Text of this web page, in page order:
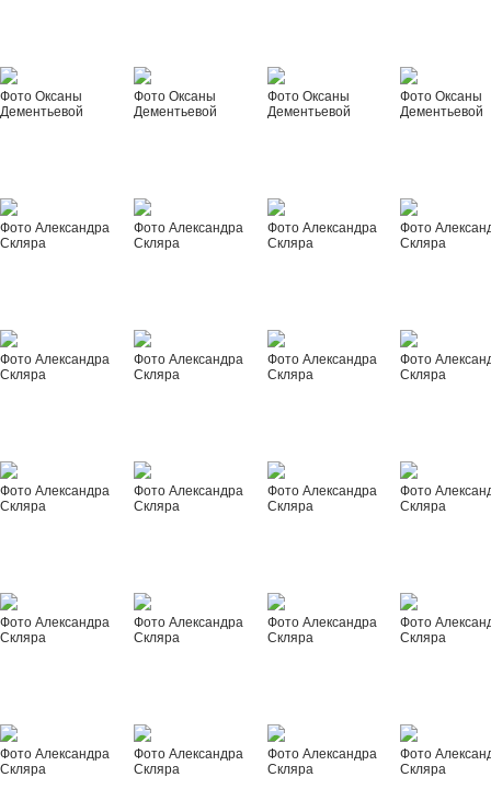
Фото Оксаны
Дементьевой
Фото Оксаны
Дементьевой
Фото Оксаны
Дементьевой
Фото Оксаны
Дементьевой
Фото Александра
Скляра
Фото Александра
Скляра
Фото Александра
Скляра
Фото
Скляра
Фото Александра
Скляра
Фото Александра
Скляра
Фото Александра
Скляра
Фото
Скляра
Фото Александра
Скляра
Фото Александра
Скляра
Фото Александра
Скляра
Фото
Скляра
Фото Александра
Скляра
Фото Александра
Скляра
Фото Александра
Скляра
Фото
Скляра
Фото Александра
Скляра
Фото Александра
Скляра
Фото Александра
Скляра
Фото
Скляра